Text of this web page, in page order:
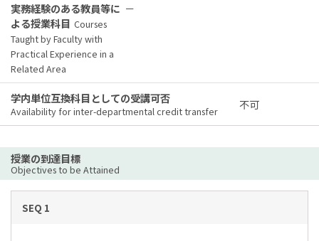
実務経験のある教員等に
よる授業科目 Courses
Taught by Faculty with
Practical Experience in a
Related Area
－
学内単位互換科目としての受講可否
Availability for inter-departmental credit transfer 不可
授業の到達目標
Objectives to be Attained
SEQ 1